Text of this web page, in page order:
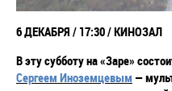
6 ДЕКАБРЯ / 17:30 / КИНОЗАЛ
В эту субботу на «Заре»
Сергеем Иноземцевым —